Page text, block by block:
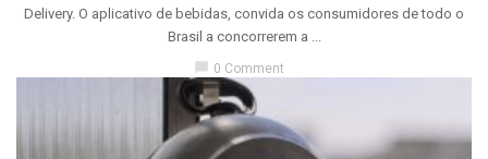
Delivery. O aplicativo de bebidas, convida os consumidores de todo o
Brasil a concorrerem a ...
0 Comment